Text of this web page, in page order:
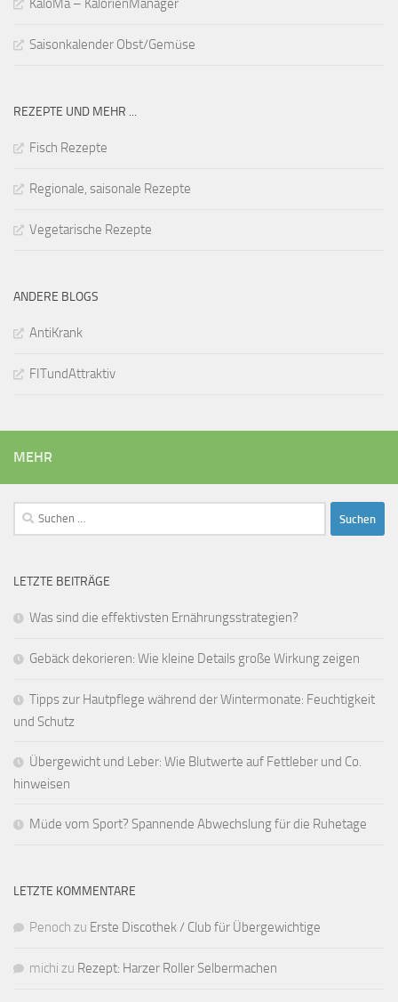
KaloMa – KalorienManager
Saisonkalender Obst/Gemüse
REZEPTE UND MEHR ...
Fisch Rezepte
Regionale, saisonale Rezepte
Vegetarische Rezepte
ANDERE BLOGS
AntiKrank
FITundAttraktiv
MEHR
Suchen
nach:
LETZTE BEITRÄGE
Was sind die effektivsten Ernährungsstrategien?
Gebäck dekorieren: Wie kleine Details große Wirkung zeigen
Tipps zur Hautpflege während der Wintermonate: Feuchtigkeit
und Schutz
Übergewicht und Leber: Wie Blutwerte auf Fettleber und Co.
hinweisen
Müde vom Sport? Spannende Abwechslung für die Ruhetage
LETZTE KOMMENTARE
Penoch zu Erste Discothek / Club für Übergewichtige
michi zu Rezept: Harzer Roller Selbermachen